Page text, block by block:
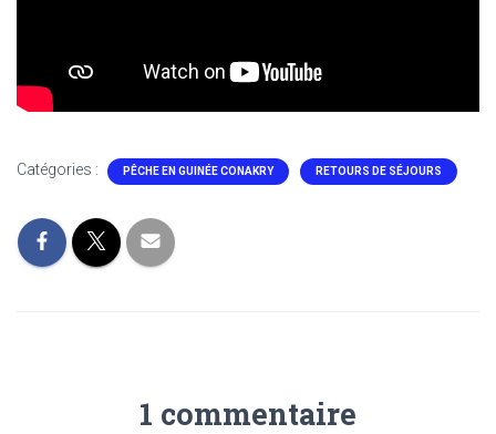
Catégories : PÊCHE EN GUINÉE CONAKRY RETOURS DE SÉJOURS
1 commentaire